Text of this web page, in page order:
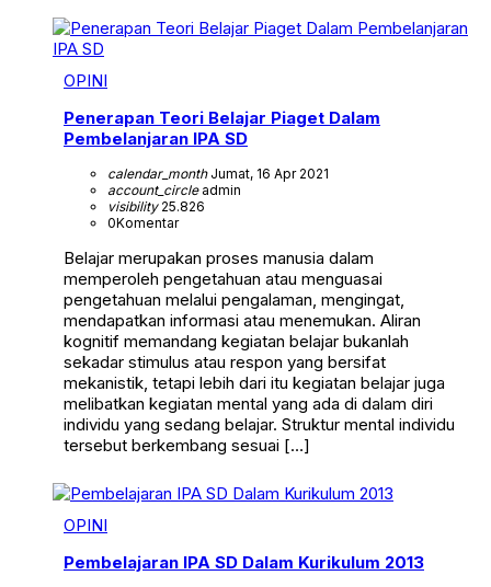
OPINI
Penerapan Teori Belajar Piaget Dalam
Pembelanjaran IPA SD
calendar_monthJumat, 16 Apr 2021
account_circleadmin
visibility25.826
0Komentar
Belajar merupakan proses manusia dalam
memperoleh pengetahuan atau menguasai
pengetahuan melalui pengalaman, mengingat,
mendapatkan informasi atau menemukan. Aliran
kognitif memandang kegiatan belajar bukanlah
sekadar stimulus atau respon yang bersifat
mekanistik, tetapi lebih dari itu kegiatan belajar juga
melibatkan kegiatan mental yang ada di dalam diri
individu yang sedang belajar. Struktur mental individu
tersebut berkembang sesuai […]
OPINI
Pembelajaran IPA SD Dalam Kurikulum 2013